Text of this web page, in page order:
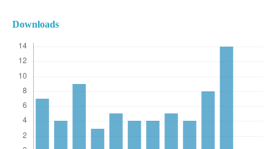
Downloads